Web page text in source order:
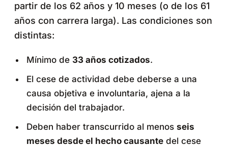
partir de los 62 años y 10 meses (o de los 61
años con carrera larga). Las condiciones son
distintas:
Mínimo de 33 años cotizados.
El cese de actividad debe deberse a una
causa objetiva e involuntaria, ajena a la
decisión del trabajador.
Deben haber transcurrido al menos seis
meses desde el hecho causante del cese